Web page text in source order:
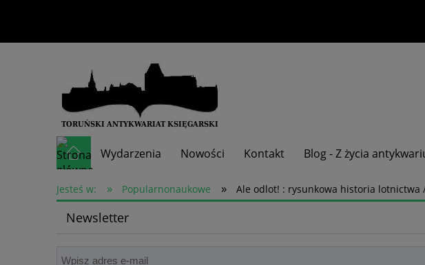
Wydarzenia Nowości Kontakt Blog - Z życia
Skup książek
Jesteś w: » Popularnonaukowe » Ale odlot! : rysunkowa historia lotnictwa
Newsletter